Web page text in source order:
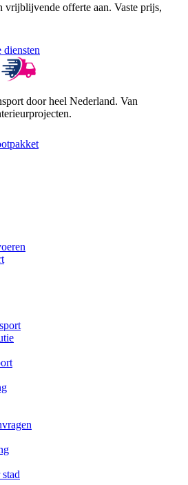
vrijblijvende offerte aan. Vaste prijs,
diensten
door heel Nederland. Van